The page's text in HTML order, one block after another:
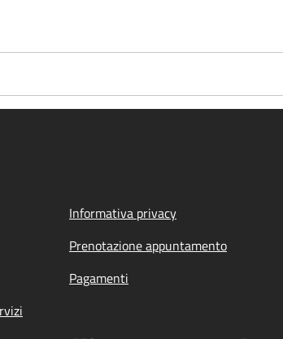
Informativa privacy
Prenotazione appuntamento
Pagamenti